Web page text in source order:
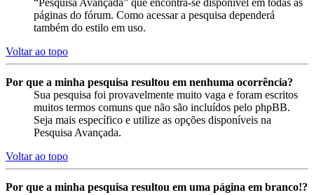
páginas do fórum. Como acessar a pesquisa dependerá
também do estilo em uso.
Voltar ao topo
Por que a minha pesquisa resultou em nenhuma ocorrência?
Sua pesquisa foi provavelmente muito vaga e foram escritos
muitos termos comuns que não são incluídos pelo phpBB.
Seja mais específico e utilize as opções disponíveis na
Pesquisa Avançada.
Voltar ao topo
Por que a minha pesquisa resultou em uma página em branco!?